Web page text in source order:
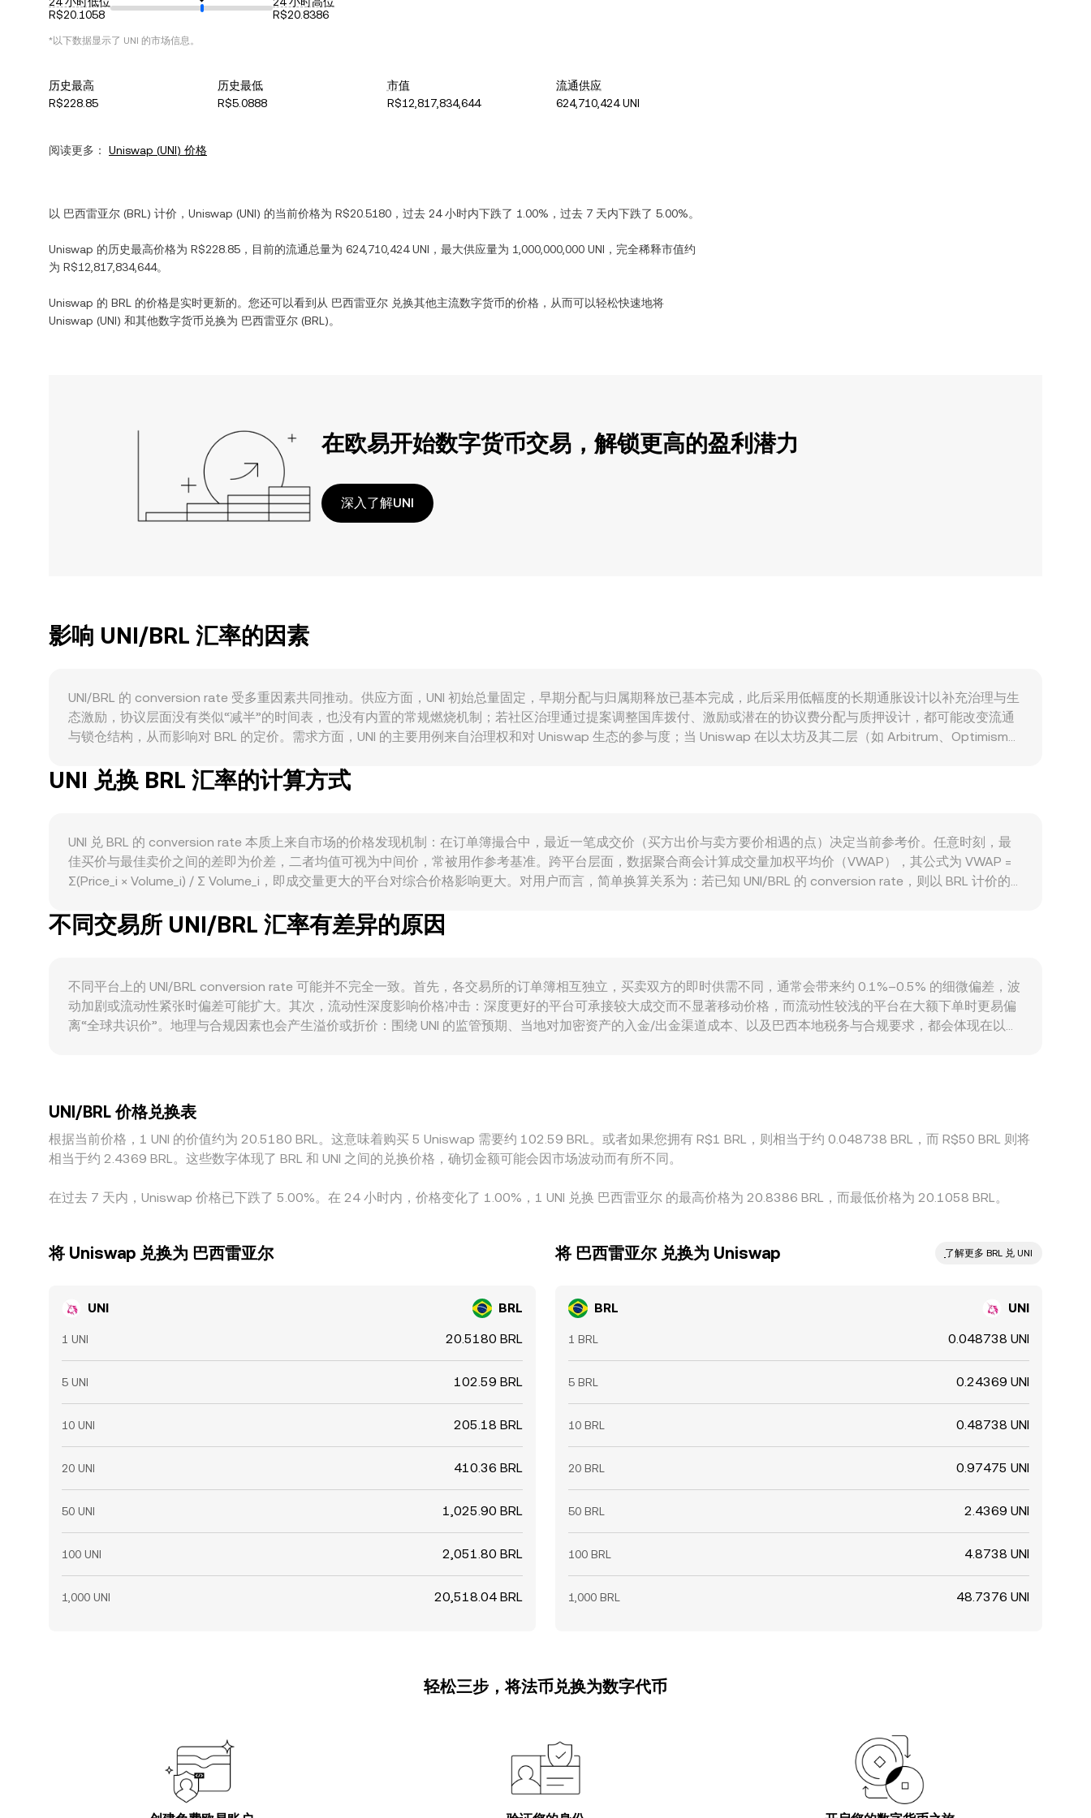
R$20.1058
R$20.8386
*以下数据显示了 UNI 的市场信息。
历史最高
R$228.85
历史最低
R$5.0888
市值
R$12,817,834,644
流通供应
624,710,424 UNI
阅读更多： Uniswap (UNI) 价格
以 巴西雷亚尔 (BRL ) 计价， Uniswap (UNI) 的当前价格为 R$20.5180 ，过去 24 小时内下跌了 1.00% ，过去 7 天内下跌了 5.00%。
Uniswap 的历史最高价格为 R$228.85 ，目前的流通总量为 624,710,424 UNI ，最大供应量为 1,000,000,000 UNI ，完全稀释市值约
为 R$12,817,834,644。
Uniswap 的 BRL 的价格是实时更新的。您还可以看到从 巴西雷亚尔 兑换其他主流数字货币的价格，从而可以轻松快速地将
Uniswap (UNI) 和其他数字货币兑换为 巴西雷亚尔 (BRL )。
在欧易开始数字货币交易，解锁更高的盈利潜力
深入了解UNI
影响 UNI/BRL 汇率的因素
UNI/BRL 的 conversion rate 受多重因素共同推动。供应方面，UNI 初始总量固定，早期分配与归属期释放已基本完成，此后采用低幅度的长期通胀设计以补充治理与生
态激励，协议层面没有类似“减半”的时间表，也没有内置的常规燃烧机制；若社区治理通过提案调整国库拨付、激励或潜在的协议费分配与质押设计，都可能改变流通
与锁仓结构，从而影响对 BRL 的定价。需求方面，UNI 的主要用例来自治理权和对 Uniswap 生态的参与度；当 Uniswap 在以太坊及其二层（如 Arbitrum、Optimism、
方向高度相关，整体加密市场风险偏好上升时，UNI 对 BRL 的买盘可能增强；同时，巴西本地因素（如 BRL 强弱、利率变化与资本流入/流出）会改变以 BRL 计价的风
险承受度，从而放大或削弱加密板块的波动。合规进展同样关键：美国及其他主要司法辖区对 DeFi、代币治理与协议费用分配的政策取向，巴西本地监管对数字资产交
在链上与中心化交易所的大额转移或挂单，都会在短期内抬升或压低 UNI/BRL 的 conversion rate，并叠加于上述基本面与宏观因素之上。
UNI 兑换 BRL 汇率的计算方式
UNI 兑 BRL 的 conversion rate 本质上来自市场的价格发现机制：在订单簿撮合中，最近一笔成交价（买方出价与卖方要价相遇的点）决定当前参考价。任意时刻，最
佳买价与最佳卖价之间的差即为价差，二者均值可视为中间价，常被用作参考基准。跨平台层面，数据聚合商会计算成交量加权平均价（VWAP），其公式为 VWAP =
Σ(Price_i × Volume_i) / Σ Volume_i，即成交量更大的平台对综合价格影响更大。对用户而言，简单换算关系为：若已知 UNI/BRL 的 conversion rate，则以 BRL 计价的
x × y = k 的恒定乘积模型，池内价格近似为 y/x；当资金在 UNI/稳定币或 UNI/ETH 池中再与法币通道的 BRL 报价联动时，链上价格会通过做市与套利传导至中心化平台
的 UNI/BRL 报价。综合来看，订单簿的撮合成交、中间价与价差、跨平台 VWAP，以及 AMM 池内的定价机制，共同构成了 UNI/BRL conversion rate 的计算与传导路
不同交易所 UNI/BRL 汇率有差异的原因
不同平台上的 UNI/BRL conversion rate 可能并不完全一致。首先，各交易所的订单簿相互独立，买卖双方的即时供需不同，通常会带来约 0.1%–0.5% 的细微偏差，波
动加剧或流动性紧张时偏差可能扩大。其次，流动性深度影响价格冲击：深度更好的平台可承接较大成交而不显著移动价格，而流动性较浅的平台在大额下单时更易偏
离“全球共识价”。地理与合规因素也会产生溢价或折价：围绕 UNI 的监管预期、当地对加密资产的入金/出金渠道成本、以及巴西本地税务与合规要求，都会体现在以
UNI/BRL 价格兑换表
根据当前价格，1 UNI 的价值约为 20.5180 BRL。这意味着购买 5 Uniswap 需要约 102.59 BRL。或者如果您拥有 R$1 BRL，则相当于约 0.048738 BRL，而 R$50 BRL 则将
相当于约 2.4369 BRL。这些数字体现了 BRL 和 UNI 之间的兑换价格，确切金额可能会因市场波动而有所不同。
在过去 7 天内，Uniswap 价格已下跌了 5.00%。在 24 小时内，价格变化了 1.00%，1 UNI 兑换 巴西雷亚尔 的最高价格为 20.8386 BRL，而最低价格为 20.1058 BRL。
将 Uniswap 兑换为 巴西雷亚尔
UNI BRL
1 UNI 20.5180 BRL
5 UNI 102.59 BRL
10 UNI 205.18 BRL
20 UNI 410.36 BRL
50 UNI 1,025.90 BRL
100 UNI 2,051.80 BRL
1,000 UNI 20,518.04 BRL
将 巴西雷亚尔 兑换为 Uniswap ִִִִִִִִִִִִִִִִִִִִִִִִִִִִִִִִִִִִִִִִִִִִִִִ了解更多 BRL 兑 UNI
BRL UNI
1 BRL 0.048738 UNI
5 BRL 0.24369 UNI
10 BRL 0.48738 UNI
20 BRL 0.97475 UNI
50 BRL 2.4369 UNI
100 BRL 4.8738 UNI
1,000 BRL 48.7376 UNI
轻松三步，将法币兑换为数字代币